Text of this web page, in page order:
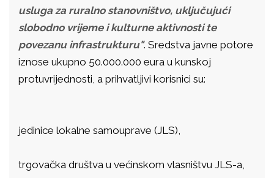
usluga za ruralno stanovništvo, uključujući
slobodno vrijeme i kulturne aktivnosti te
povezanu infrastrukturu". Sredstva javne potore
iznose ukupno 50.000.000 eura u kunskoj
protuvrijednosti, a prihvatljivi korisnici su:
jedinice lokalne samouprave (JLS),
trgovačka društva u većinskom vlasništvu JLS-a,